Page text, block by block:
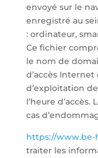
envoyé sur le
enregistré au
: ordinateur,
Ce fichier
le nom de
d’accès Internet
d’exploitation
l’heure
cas
https://www.be-
traiter les